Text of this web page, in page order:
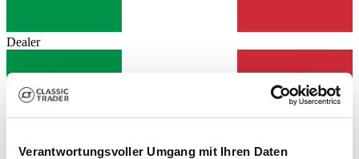
Verantwortungsvoller Umgang mit Ihren Daten
Dealer